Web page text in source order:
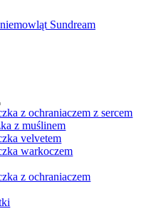
z ochraniaczem z sercem
z muślinem
velvetem
warkoczem
z ochraniaczem